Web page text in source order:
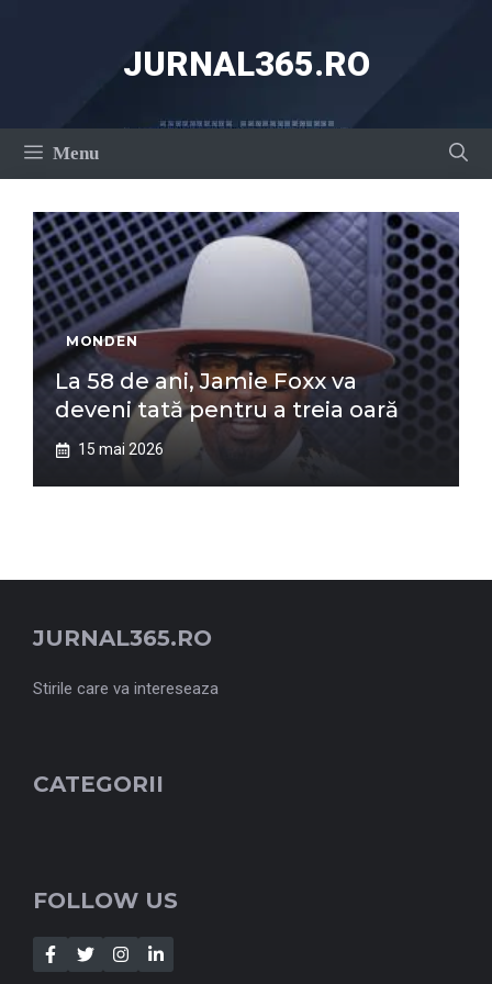
JURNAL365.RO
Menu
MONDEN
La 58 de ani, Jamie Foxx va
deveni tată pentru a treia oară
15 mai 2026
JURNAL365.RO
Stirile care va intereseaza
CATEGORII
FOLLOW US